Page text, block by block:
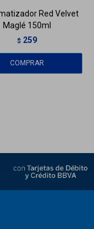
Red Velvet
Maglé 150ml
$ 259